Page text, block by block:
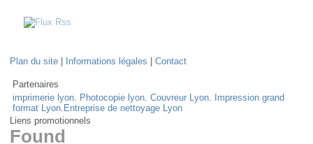
Plan du site Informations légales |Contact
Partenaires
imprimerie lyon. Photocopie lyon. Couvreur Lyon.
Impression grand
format Lyon. Entreprise de nettoyage Lyon
Liens promotionnels
Found